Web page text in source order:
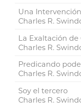
Una
Charles R.
La Exaltación de
Charles R.
Predicando
Charles R.
Soy el tercero
Charles R.